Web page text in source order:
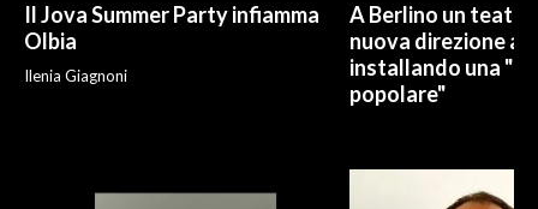
Il Jova Summer Party infiamma
Olbia
Ilenia Giagnoni
A Berlino un
nuova direzione
installando una
popolare"